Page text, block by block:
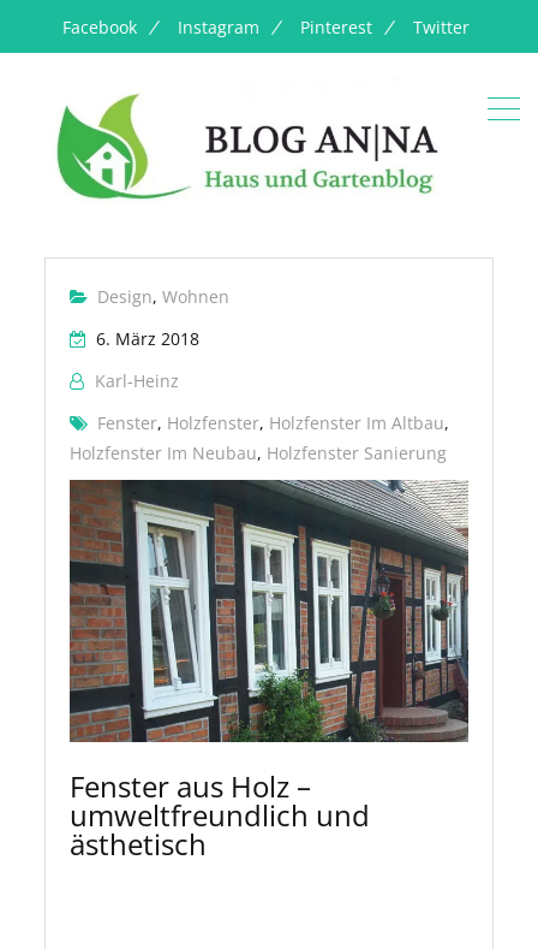
Facebook Instagram Pinterest Twitter
Design,Wohnen
6. März 2018
Karl-Heinz
Fenster, Holzfenster, Holzfenster Im Altbau,
Holzfenster Im Neubau, Holzfenster Sanierung
Fenster aus Holz –
umweltfreundlich und
ästhetisch